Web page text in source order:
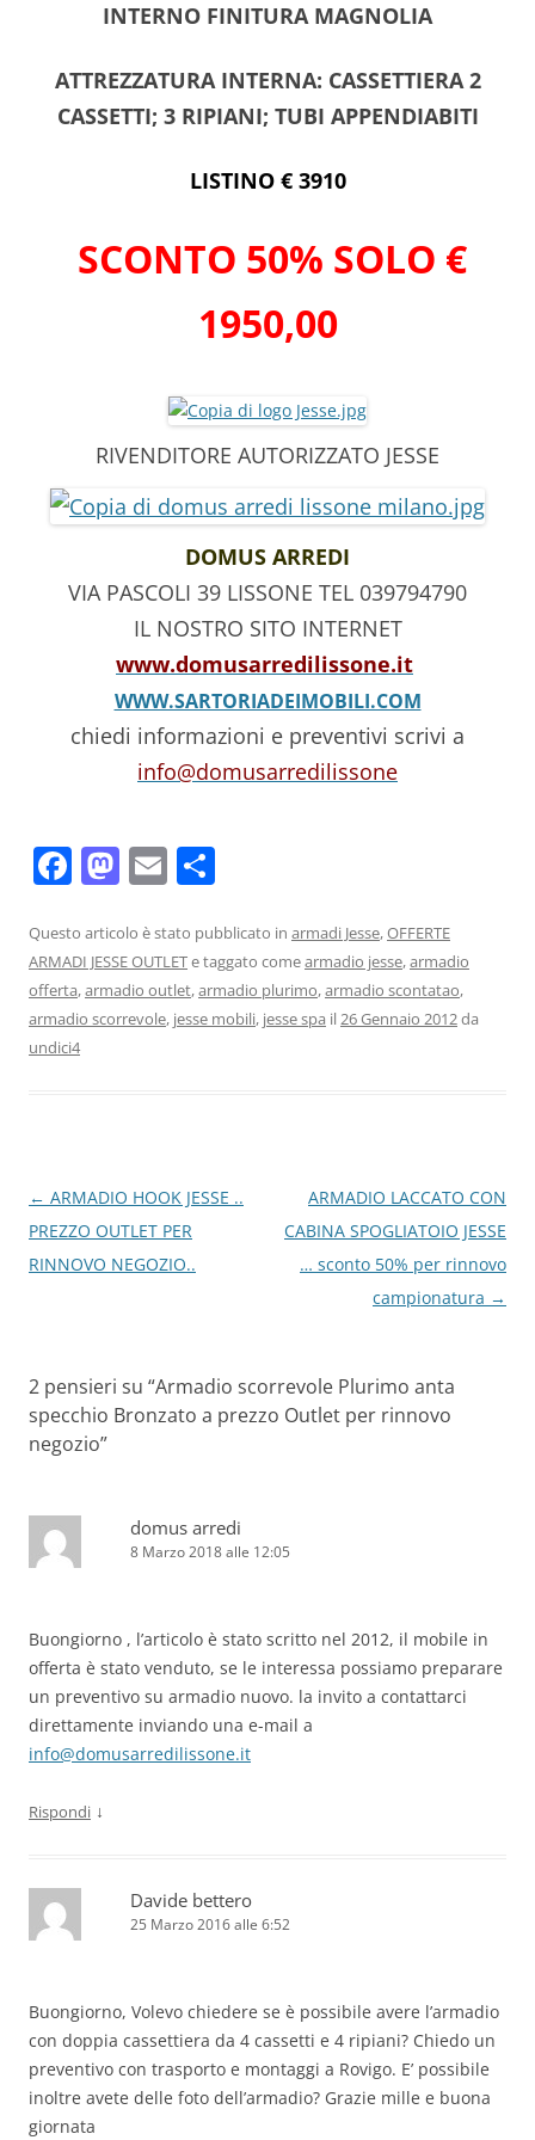
INTERNO FINITURA MAGNOLIA
ATTREZZATURA INTERNA: CASSETTIERA 2
CASSETTI; 3 RIPIANI; TUBI APPENDIABITI
LISTINO € 3910
SCONTO 50% SOLO €
1950,00
RIVENDITORE AUTORIZZATO JESSE
DOMUS ARREDI
VIA PASCOLI 39 LISSONE TEL 039794790
IL NOSTRO SITO INTERNET
www.domusarredilissone.it
WWW.SARTORIADEIMOBILI.COM
chiedi informazioni e preventivi scrivi a
info@domusarredilissone
F
c
e
b
o
M
st
o
d
E
ai
l
n
di
vi
Questo articolo è stato pubblicato in armadi Jesse,OFFERTE
ARMADI JESSE OUTLETe taggato comearmadio jesse,armadio
offerta,armadio outlet,armadio plurimo,armadio scontatao,
armadio scorrevole, jesse mobili, jesse spa il26 Gennaio 2012da
undici4
Navigazione
articolo
← ARMADIO HOOK JESSE ..
PREZZO OUTLET PER
RINNOVO NEGOZIO..
ARMADIO LACCATO CON
CABINA SPOGLIATOIO JESSE
… sconto 50% per rinnovo
campionatura →
2 pensieri su “Armadio scorrevole Plurimo anta
specchio Bronzato a prezzo Outlet per rinnovo
negozio”
domus arredi
8 Marzo 2018 alle 12:05
Buongiorno , l’articolo è stato scritto nel 2012, il mobile in
offerta è stato venduto, se le interessa possiamo preparare
un preventivo su armadio nuovo. la invito a contattarci
direttamente inviando una e-mail a
info@domusarredilissone.it
Rispondi ↓
Davide bettero
25 Marzo 2016 alle 6:52
Buongiorno, Volevo chiedere se è possibile avere l’armadio
con doppia cassettiera da 4 cassetti e 4 ripiani? Chiedo un
preventivo con trasporto e montaggi a Rovigo. E’ possibile
inoltre avete delle foto dell’armadio? Grazie mille e buona
giornata